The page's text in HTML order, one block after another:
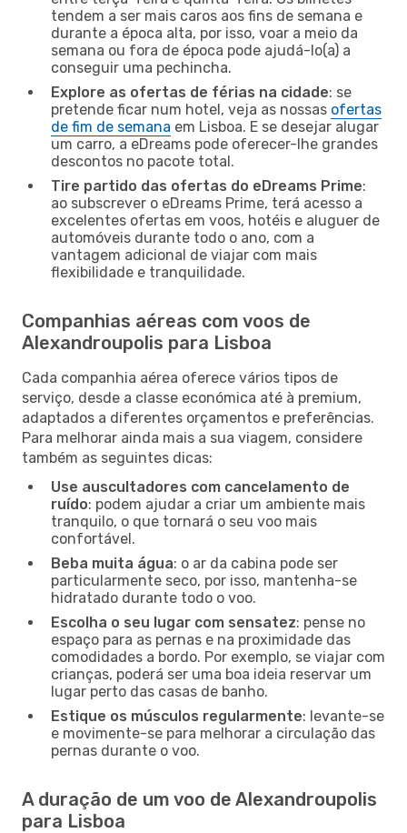
tendem a ser mais caros aos fins de semana e
durante a época alta, por isso, voar a meio da
semana ou fora de época pode ajudá-lo(a) a
conseguir uma pechincha.
Explore as ofertas de férias na cidade: se
pretende ficar num hotel, veja as nossas ofertas
de fim de semana em Lisboa. E se desejar alugar
um carro, a eDreams pode oferecer-lhe grandes
descontos no pacote total.
Tire partido das ofertas do eDreams Prime:
ao subscrever o eDreams Prime, terá acesso a
excelentes ofertas em voos, hotéis e aluguer de
automóveis durante todo o ano, com a
vantagem adicional de viajar com mais
flexibilidade e tranquilidade.
Companhias aéreas com voos de
Alexandroupolis para Lisboa
Cada companhia aérea oferece vários tipos de
serviço, desde a classe económica até à premium,
adaptados a diferentes orçamentos e preferências.
Para melhorar ainda mais a sua viagem, considere
também as seguintes dicas:
Use auscultadores com cancelamento de
ruído: podem ajudar a criar um ambiente mais
tranquilo, o que tornará o seu voo mais
confortável.
Beba muita água: o ar da cabina pode ser
particularmente seco, por isso, mantenha-se
hidratado durante todo o voo.
Escolha o seu lugar com sensatez: pense no
espaço para as pernas e na proximidade das
comodidades a bordo. Por exemplo, se viajar com
crianças, poderá ser uma boa ideia reservar um
lugar perto das casas de banho.
Estique os músculos regularmente: levante-se
e movimente-se para melhorar a circulação das
pernas durante o voo.
A duração de um voo de Alexandroupolis
para Lisboa